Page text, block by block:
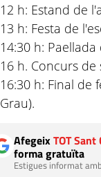
12 h: Estand de
13 h: Festa de
14:30 h:
16 h. Concurs de
16:30 h: Final de
Grau).
AfegeixTOT Sant
forma gratuïta
Estigues informat